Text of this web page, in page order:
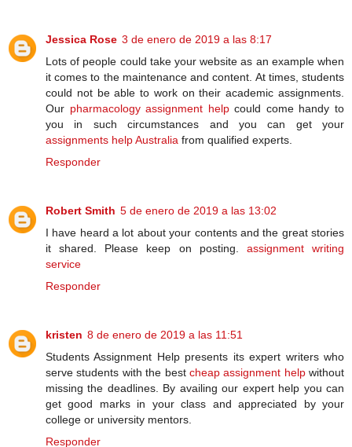
Jessica Rose 3 de enero de 2019 a las 8:17
Lots of people could take your website as an example when
it comes to the maintenance and content. At times, students
could not be able to work on their academic assignments.
Our pharmacology assignment helpcould come handy to
you in such circumstances and you can get your
assignments help Australia from qualified experts.
Responder
Robert Smith 5 de enero de 2019 a las 13:02
I have heard a lot about your contents and the great stories
it shared. Please keep on posting. assignment writing
service
Responder
kristen 8 de enero de 2019 a las 11:51
Students Assignment Help presents its expert writers who
serve students with the best cheap assignment helpwithout
missing the deadlines. By availing our expert help you can
get good marks in your class and appreciated by your
college or university mentors.
Responder